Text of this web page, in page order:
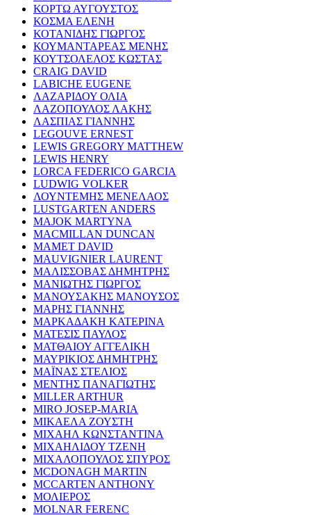
ΚΟΡΤΩ ΑΥΓΟΥΣΤΟΣ
ΚΟΣΜΑ ΕΛΕΝΗ
ΚΟΤΑΝΙΔΗΣ ΓΙΩΡΓΟΣ
ΚΟΥΜΑΝΤΑΡΕΑΣ ΜΕΝΗΣ
ΚΟΥΤΣΟΛΕΛΟΣ ΚΩΣΤΑΣ
CRAIG DAVID
LABICHE EUGENE
ΛΑΖΑΡΙΔΟΥ ΟΛΙΑ
ΛΑΖΟΠΟΥΛΟΣ ΛΑΚΗΣ
ΛΑΣΠΙΑΣ ΓΙΑΝΝΗΣ
LEGOUVE ERNEST
LEWIS GREGORY MATTHEW
LEWIS HENRY
LORCA FEDERICO GARCIA
LUDWIG VOLKER
ΛΟΥΝΤΕΜΗΣ ΜΕΝΕΛΑΟΣ
LUSTGARTEN ANDERS
MAJOK MARTYNA
MACMILLAN DUNCAN
MAMET DAVID
MAUVIGNIER LAURENT
ΜΑΛΙΣΣΟΒΑΣ ΔΗΜΗΤΡΗΣ
ΜΑΝΙΩΤΗΣ ΓΙΩΡΓΟΣ
ΜΑΝΟΥΣΑΚΗΣ ΜΑΝΟΥΣΟΣ
ΜΑΡΗΣ ΓΙΑΝΝΗΣ
ΜΑΡΚΑΔΑΚΗ ΚΑΤΕΡΙΝΑ
ΜΑΤΕΣΙΣ ΠΑΥΛΟΣ
ΜΑΤΘΑΙΟΥ ΑΓΓΕΛΙΚΗ
ΜΑΥΡΙΚΙΟΣ ΔΗΜΗΤΡΗΣ
ΜΑΪΝΑΣ ΣΤΕΛΙΟΣ
ΜΕΝΤΗΣ ΠΑΝΑΓΙΩΤΗΣ
MILLER ARTHUR
MIRO JOSEP-MARIA
ΜΙΚΑΕΛΑ ΖΟΥΣΤΗ
ΜΙΧΑΗΛ ΚΩΝΣΤΑΝΤΙΝΑ
ΜΙΧΑΗΛΙΔΟΥ ΤΖΕΝΗ
ΜΙΧΑΛΟΠΟΥΛΟΣ ΣΠΥΡΟΣ
MCDONAGH MARTIN
MCCARTEN ANTHONY
ΜΟΛΙΕΡΟΣ
MOLNAR FERENC